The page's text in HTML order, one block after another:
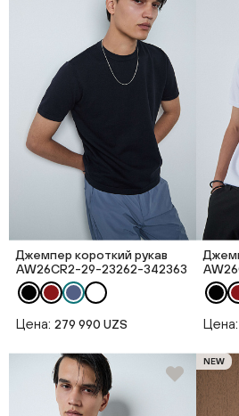
Джемпер короткий рукав
AW26CR2-29-23262-342363
Цена: 279 990 UZS Цена:
NEW